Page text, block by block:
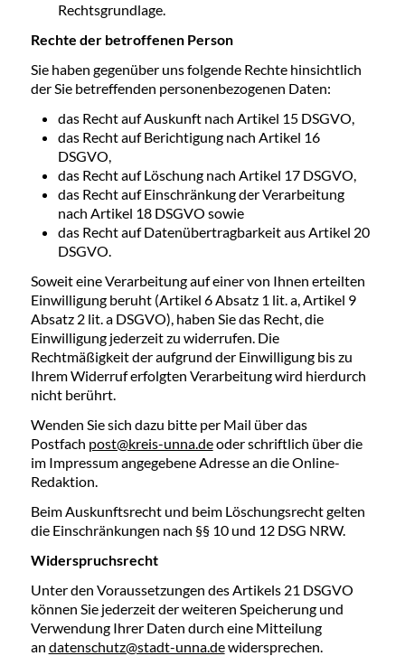
Rechtsgrundlage.
Rechte der betroffenen Person
Sie haben gegenüber uns folgende Rechte hinsichtlich
der Sie betreffenden personenbezogenen Daten:
das Recht auf Auskunft nach Artikel 15 DSGVO,
das Recht auf Berichtigung nach Artikel 16
DSGVO,
das Recht auf Löschung nach Artikel 17 DSGVO,
das Recht auf Einschränkung der Verarbeitung
nach Artikel 18 DSGVO sowie
das Recht auf Datenübertragbarkeit aus Artikel 20
DSGVO.
Soweit eine Verarbeitung auf einer von Ihnen erteilten
Einwilligung beruht (Artikel 6 Absatz 1 lit. a, Artikel 9
Absatz 2 lit. a DSGVO), haben Sie das Recht, die
Einwilligung jederzeit zu widerrufen. Die
Rechtmäßigkeit der aufgrund der Einwilligung bis zu
Ihrem Widerruf erfolgten Verarbeitung wird hierdurch
nicht berührt.
Wenden Sie sich dazu bitte per Mail über das
Postfach post@kreis-unna.deoder schriftlich über die
im Impressum angegebene Adresse an die Online-
Redaktion.
Beim Auskunftsrecht und beim Löschungsrecht gelten
die Einschränkungen nach §§ 10 und 12 DSG NRW.
Widerspruchsrecht
Unter den Voraussetzungen des Artikels 21 DSGVO
können Sie jederzeit der weiteren Speicherung und
Verwendung Ihrer Daten durch eine Mitteilung
an datenschutz@stadt-unna.dewidersprechen.